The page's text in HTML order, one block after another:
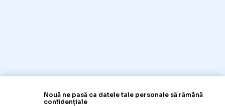
Nouă ne pasă ca datele tale personale să rămână
confidențiale